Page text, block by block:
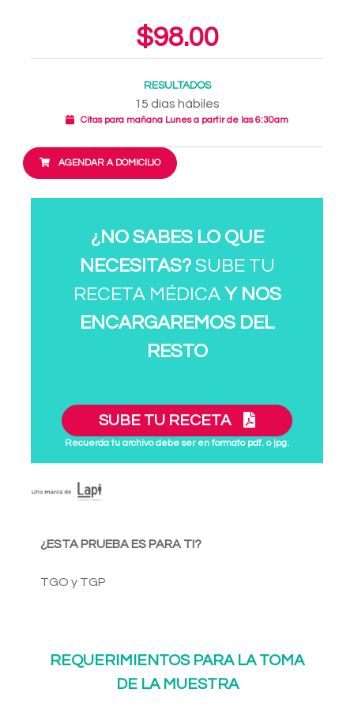
$98.00
RESULTADOS
15 días hábiles
Citas para mañana Lunes a partir de las 6:30am
AGENDAR A DOMICILIO
¿NO SABES LO QUE
NECESITAS?SUBE TU
RECETA MÉDICA Y NOS
ENCARGAREMOS DEL
RESTO
SUBE TU RECETA
Recuerda tu archivo debe ser en formato pdf. o jpg.
¿ESTA PRUEBA ES PARA TI?
TGO y TGP
REQUERIMIENTOS PARA LA TOMA
DE LA MUESTRA